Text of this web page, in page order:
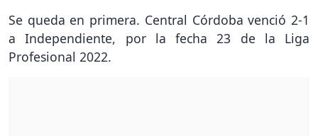
Se queda en primera. Central Córdoba venció 2-1
a Independiente, por la fecha 23 de la Liga
Profesional 2022.